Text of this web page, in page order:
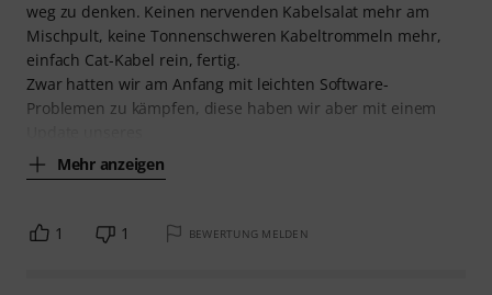
weg zu denken. Keinen nervenden Kabelsalat mehr am
Mischpult, keine Tonnenschweren Kabeltrommeln mehr,
einfach Cat-Kabel rein, fertig.
Zwar hatten wir am Anfang mit leichten Software-
Problemen zu kämpfen, diese haben wir aber mit einem
Mehr anzeigen
1 1 BEWERTUNG MELDEN